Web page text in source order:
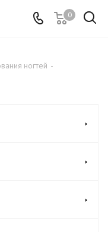
0
ногтей -